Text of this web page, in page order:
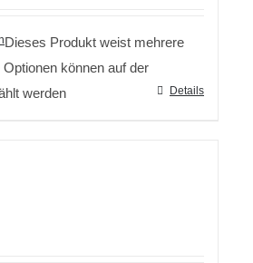
Dieses Produkt weist mehrere
können auf der
werden
Details